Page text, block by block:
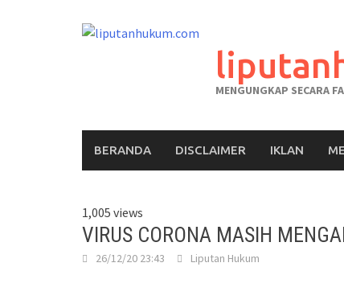
MENGUNGKAP SECARA
BERANDA DISCLAIMER IKLAN
1,005 views
VIRUS CORONA MASIH
26/12/20 23:43 Liputan Hukum